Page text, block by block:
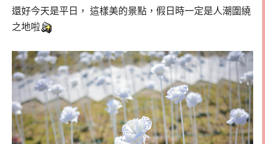
還好今天是平日， 這樣美的景點，假日時一定是人潮圍繞
之地啦